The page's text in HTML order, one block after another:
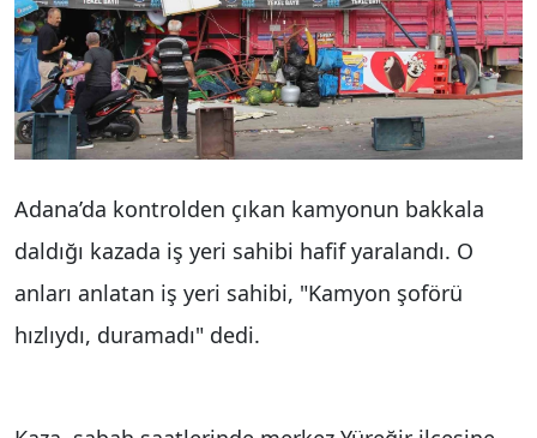
Adana’da kontrolden çıkan kamyonun bakkala
daldığı kazada iş yeri sahibi hafif yaralandı. O
anları anlatan iş yeri sahibi, "Kamyon şoförü
hızlıydı, duramadı" dedi.